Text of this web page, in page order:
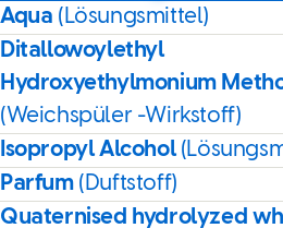
Aqua (Lösungsmittel)
Ditallowoylethyl
Hydroxyethylmonium
(Weichspüler -Wirkstoff)
Isopropyl Alcohol
Parfum (Duftstoff)
Quaternised hydrolyzed